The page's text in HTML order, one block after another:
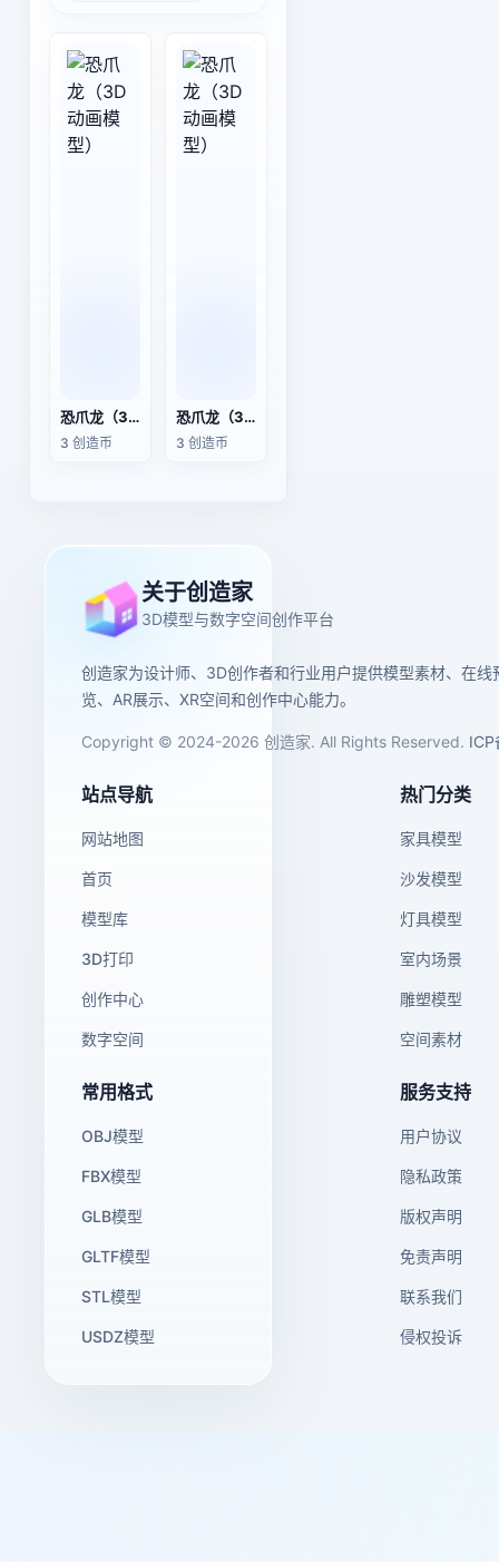
恐爪龙（3D动画模型）
3 创造币
恐爪龙（3D动画模型）
3 创造币
关于创造家
3D模型与数字空间创作平台
创造家为设计师、3D创作者和行业用户提供模型素材、在线
览、AR展示、XR空间和创作中心能力。
Copyright © 2024-2026 创造家. All Rights Reserved. ICP
站点导航
网站地图
首页
模型库
3D打印
创作中心
数字空间
热门分类
家具模型
沙发模型
灯具模型
室内场景
雕塑模型
空间素材
常用格式
OBJ模型
FBX模型
GLB模型
GLTF模型
STL模型
USDZ模型
服务支持
用户协议
隐私政策
版权声明
免责声明
联系我们
侵权投诉